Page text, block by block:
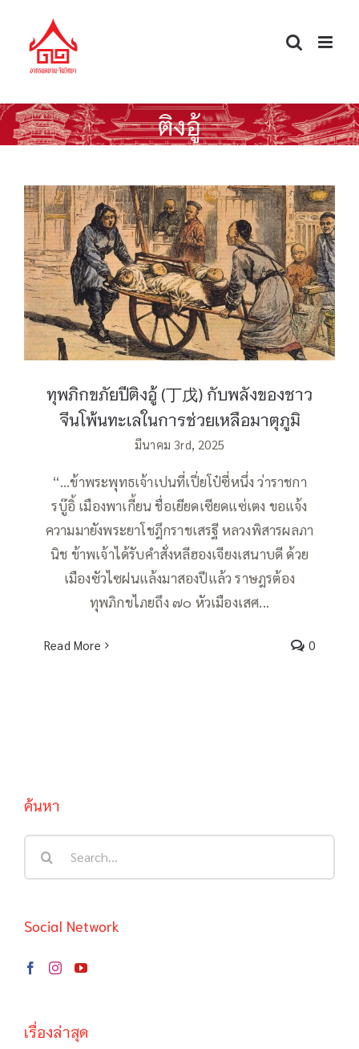
content
ติงอู้
ทุพภิกขภัยปีติงอู้ (丁戊) กับพลังของชาว
จีนโพ้นทะเลในการช่วยเหลือมาตุภูมิ
ทุพภิกขภัยปีติงอู้ (丁戊) กับพลังของชาว
จีนโพ้นทะเลในการช่วยเหลือมาตุภูมิ
มีนาคม 3rd, 2025
“…ข้าพระพุทธเจ้าเปนที่เปี่ยโป๋ซี่หนึ่ง ว่าราชกา
รบู๊อิ้ เมืองพาเกี้ยน ชื่อเยียดเซียดแซ่เตง ขอแจ้ง
ความมายังพระยาโชฎึกราชเสรฐี หลวงพิสารผลภา
นิช ข้าพเจ้าได้รับคำสั่งหลีฮองเจียงเสนาบดี ด้วย
เมืองซัวไซฝนแล้งมาสองปีแล้ว ราษฎรต้อง
ทุพภิกขไภยถึง ๗๐ หัวเมืองเสศ...
Read More 0
ค้นหา
Social Network
เรื่องล่าสุด